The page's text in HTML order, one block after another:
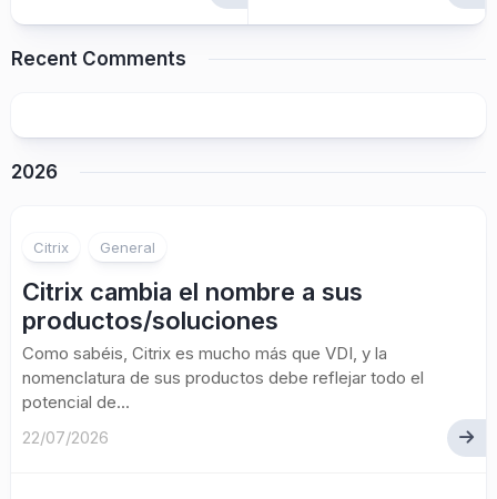
Recent Comments
2026
Citrix General
Citrix cambia el nombre a sus
productos/soluciones
Como sabéis, Citrix es mucho más que VDI, y la
nomenclatura de sus productos debe reflejar todo el
potencial de...
22/07/2026